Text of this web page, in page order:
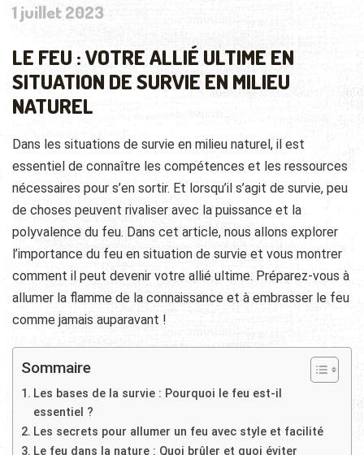
1 juillet 2023
LE FEU : VOTRE ALLIÉ ULTIME EN
SITUATION DE SURVIE EN MILIEU
NATUREL
Dans les situations de survie en milieu naturel, il est
essentiel de connaître les compétences et les ressources
nécessaires pour s’en sortir. Et lorsqu’il s’agit de survie, peu
de choses peuvent rivaliser avec la puissance et la
polyvalence du feu. Dans cet article, nous allons explorer
l’importance du feu en situation de survie et vous montrer
comment il peut devenir votre allié ultime. Préparez-vous à
allumer la flamme de la connaissance et à embrasser le feu
comme jamais auparavant !
Sommaire
Les bases de la survie : Pourquoi le feu est-il
essentiel ?
Les secrets pour allumer un feu avec style et facilité
Le feu dans la nature : Quoi brûler et quoi éviter